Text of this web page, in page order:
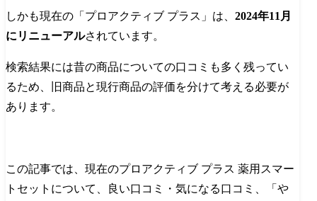
しかも現在の「プロアクティブ プラス」は、 2024年11月
にリニューアルされています。
検索結果には昔の商品についての口コミも多く残ってい
るため、旧商品と現行商品の評価を分けて考える必要が
あります。
この記事では、現在のプロアクティブ プラス 薬用スマー
トセットについて、良い口コミ・気になる口コミ、「や